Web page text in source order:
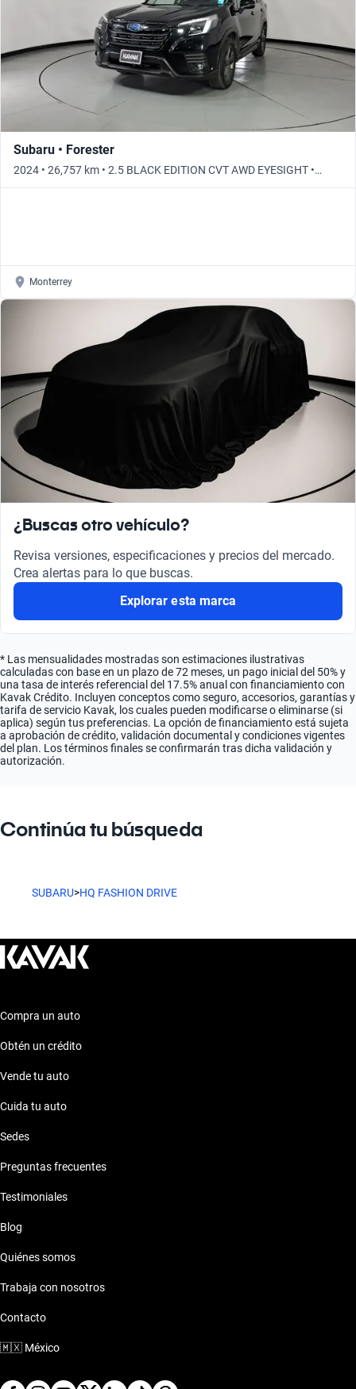
Subaru • Forester
2024 • 26,757 km • 2.5 BLACK EDITION CVT AWD EYESIGHT •
Automático
Monterrey
¿Buscas otro vehículo?
Revisa versiones, especificaciones y precios del mercado.
Crea alertas para lo que buscas.
Explorar esta marca
* Las mensualidades mostradas son estimaciones ilustrativas
calculadas con base en un plazo de 72 meses, un pago inicial del 50% y
una tasa de interés referencial del 17.5% anual con financiamiento con
Kavak Crédito. Incluyen conceptos como seguro, accesorios, garantías y
tarifa de servicio Kavak, los cuales pueden modificarse o eliminarse (si
aplica) según tus preferencias. La opción de financiamiento está sujeta
a aprobación de crédito, validación documental y condiciones vigentes
del plan. Los términos finales se confirmarán tras dicha validación y
autorización.
Continúa tu búsqueda
SUBARU>HQ FASHION DRIVE
Compra un auto
Obtén un crédito
Vende tu auto
Cuida tu auto
Sedes
Preguntas frecuentes
Testimoniales
Blog
Quiénes somos
Trabaja con nosotros
Contacto
🇲🇽 México